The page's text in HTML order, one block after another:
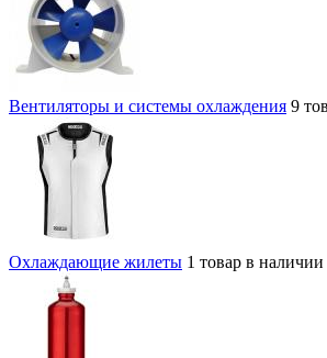
Вентиляторы и системы охлаждения 9
Охлаждающие жилеты 1 товар в наличии